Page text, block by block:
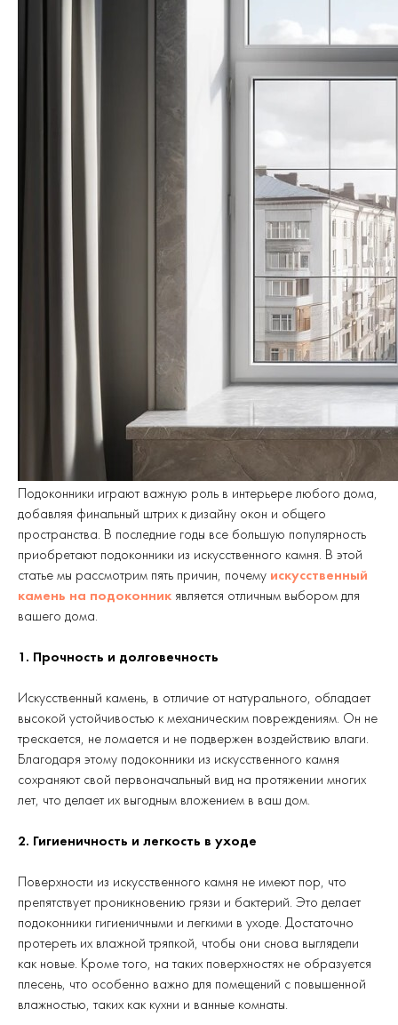
Подоконники играют важную роль в интерьере любого дома,
добавляя финальный штрих к дизайну окон и общего
пространства. В последние годы все большую популярность
приобретают подоконники из искусственного камня. В этой
статье мы рассмотрим пять причин, почему искусственный
камень на подоконник является отличным выбором для
вашего дома.
1. Прочность и долговечность
Искусственный камень, в отличие от натурального, обладает
высокой устойчивостью к механическим повреждениям. Он не
трескается, не ломается и не подвержен воздействию влаги.
Благодаря этому подоконники из искусственного камня
сохраняют свой первоначальный вид на протяжении многих
лет, что делает их выгодным вложением в ваш дом.
2. Гигиеничность и легкость в уходе
Поверхности из искусственного камня не имеют пор, что
препятствует проникновению грязи и бактерий. Это делает
подоконники гигиеничными и легкими в уходе. Достаточно
протереть их влажной тряпкой, чтобы они снова выглядели
как новые. Кроме того, на таких поверхностях не образуется
плесень, что особенно важно для помещений с повышенной
влажностью, таких как кухни и ванные комнаты.